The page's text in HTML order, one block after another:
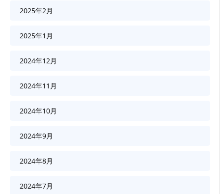
2025年2月
2025年1月
2024年12月
2024年11月
2024年10月
2024年9月
2024年8月
2024年7月